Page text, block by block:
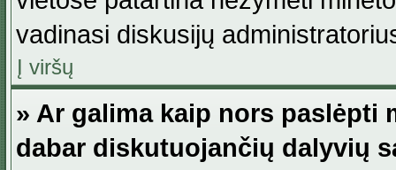
vadinasi diskusijų
Į viršų
» Ar galima kaip nors paslėpti
dabar diskutuojančių dalyvių